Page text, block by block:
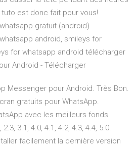
est donc fait pour vous!
gratuit (android)
android, smileys for
for whatsapp android télécharger
Android - Télécharger
Messenger pour Android. Très Bon.
gratuits pour WhatsApp.
avec les meilleurs fonds
3.1, 4.0, 4.1, 4.2, 4.3, 4.4, 5.0.
facilement la dernière version